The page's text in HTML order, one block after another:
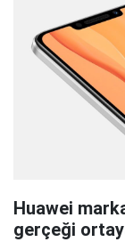
Huawei
gerçeği